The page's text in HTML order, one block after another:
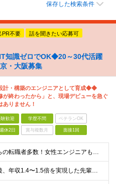
保存した検索条件
PR不要 話を聞きたい応募可
知識ゼロでOK◆20～30代活躍
・大阪募集
・構築のエンジニアとして育成◆◆
が終わったから」と、現場デビューを急ぐ
ありません！
験歓迎 学歴不問 ベテランOK
休2日 賞与複数月 面接1回
【異業種からの転職者多数！女性エンジニアも活躍中】 ◆学歴不問 ◆未経験OK ≪こんな方を歓迎しています≫ ◎未経験から成長できる環境で活躍したい方 ◎大学やスクールでIT系のスキルを学んだことのあ
【現場配属後、年収1.4〜1.5倍を実現した先輩も！残業代全額支給】 ◆給与は経験やスキルに応じて決定します ◆年俸制250万円～350万円（1/12を月々支給） ≪年収UPの例≫ ◎飲食業からのキ